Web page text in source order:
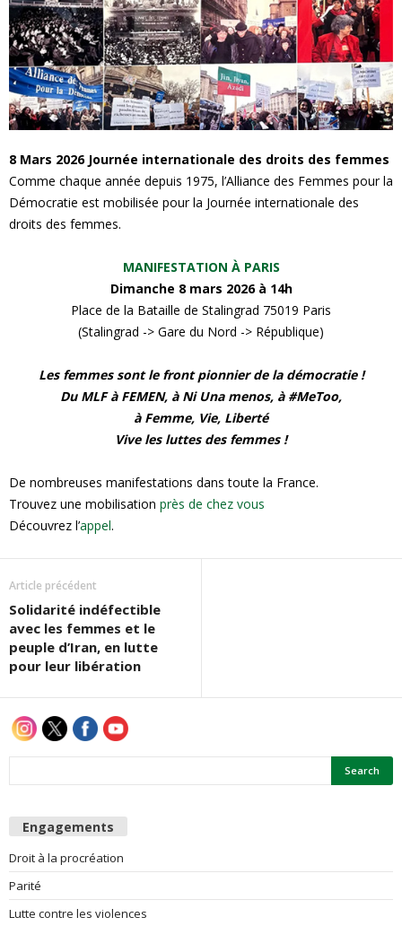
8 Mars 2026 Journée internationale des droits des femmes
Comme chaque année depuis 1975, l’Alliance des Femmes pour la
Démocratie est mobilisée pour la Journée internationale des
droits des femmes.
MANIFESTATION À PARIS
Dimanche 8 mars 2026 à 14h
Place de la Bataille de Stalingrad 75019 Paris
(Stalingrad -> Gare du Nord -> République)
Les femmes sont le front pionnier de la démocratie !
Du MLF à FEMEN, à Ni Una menos, à #MeToo,
à Femme, Vie, Liberté
Vive les luttes des femmes !
De nombreuses manifestations dans toute la France.
Trouvez une mobilisation près de chez vous
Découvrez l’appel.
Article précédent
Solidarité indéfectible
avec les femmes et le
peuple d’Iran, en lutte
pour leur libération
Engagements
Droit à la procréation
Parité
Lutte contre les violences